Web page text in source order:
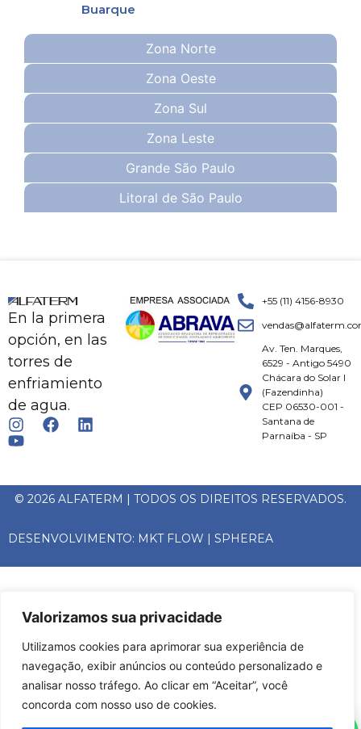
Valorizamos sua privacidade
Utilizamos cookies para aprimorar sua experiência de
navegação, exibir anúncios ou conteúdo personalizado e
analisar nosso tráfego. Ao clicar em “Aceitar”, você
concorda com nosso uso de cookies.
Zona Norte
Zona Oeste
Zona Sul
Zona Leste
Grande São Paulo
Litoral de São Paulo
Buarque
En la primera
opción, en las
torres de
enfriamiento
de agua.
+55 (11) 4156-8930
Av. Ten. Marques,
6529 - Antigo 5490
Chácara do Solar I
(Fazendinha)
CEP 06530-001 -
Santana de
Parnaíba - SP
© 2026 ALFATERM | TODOS OS DIREITOS RESERVADOS.
DESENVOLVIMENTO: MKT FLOW | SPHEREA